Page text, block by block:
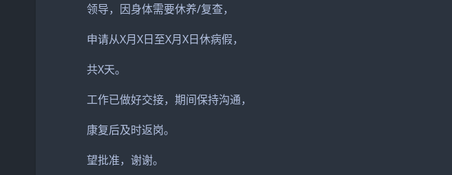
领导，因身体需要休养/复查，
申请从X月X日至X月X日休病假，
共X天。
工作已做好交接，期间保持沟通，
康复后及时返岗。
望批准，谢谢。